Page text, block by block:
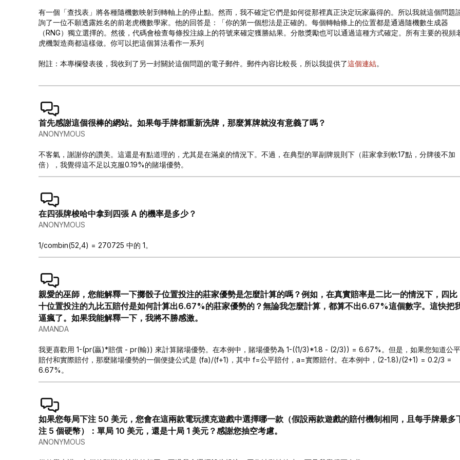
有一個「查找表」將各種隨機數映射到轉軸上的停止點。然而，我不確定它們是如何從那裡真正決定玩家贏得的。所以我就這個問題
詢了一位不願透露姓名的前老虎機數學家。他的回答是：「你的第一個想法是正確的。每個轉軸條上的位置都是通過隨機數生成器
（RNG）獨立選擇的。然後，代碼會檢查每條投注線上的符號來確定獲勝結果。分散獎勵也可以通過這種方式確定。所有主要的視頻
虎機製造商都這樣做。你可以把這個算法看作一系列
附註：本專欄發表後，我收到了另一封關於這個問題的電子郵件。郵件內容比較長，所以我提供了這個連結。
首先感謝這個很棒的網站。如果每手牌都重新洗牌，那麼算牌就沒有意義了嗎？
ANONYMOUS
不客氣，謝謝你的讚美。這還是有點道理的，尤其是在滿桌的情況下。不過，在典型的單副牌規則下（莊家拿到軟17點，分牌後不加
倍），我覺得這不足以克服0.19%的賭場優勢。
在四張牌梭哈中拿到四張 A 的機率是多少？
ANONYMOUS
1/combin(52,4) = 270725 中的 1。
親愛的巫師，您能解釋一下擲骰子位置投注的莊家優勢是怎麼計算的嗎？例如，在真實賠率是二比一的情況下，四比
十位置投注的九比五賠付是如何計算出6.67%的莊家優勢的？無論我怎麼計算，都算不出6.67%這個數字。這快把
逼瘋了。如果我能解釋一下，我將不勝感激。
AMANDA
我更喜歡用 1-(pr(贏)*賠償 - pr(輸)) 來計算賭場優勢。在本例中，賭場優勢為 1-((1/3)*1.8 - (2/3)) = 6.67%。但是，如果您知道公平
賠付和實際賠付，那麼賭場優勢的一個便捷公式是 (fa)/(f+1)，其中 f=公平賠付，a=實際賠付。在本例中，(2-1.8)/(2+1) = 0.2/3 =
6.67%。
如果您每局下注 50 美元，您會在這兩款電玩撲克遊戲中選擇哪一款（假設兩款遊戲的賠付機制相同，且每手牌最多
注 5 個硬幣）：單局 10 美元，還是十局 1 美元？感謝您抽空考慮。
ANONYMOUS